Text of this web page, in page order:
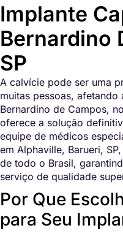
Implante
Bernardino
SP
A calvície pode ser uma
muitas pessoas, afetando
Bernardino de Campos,
oferece a solução
equipe de médicos
em Alphaville, Barueri,
de todo o Brasil,
serviço de qualidade
Por Que
para Seu